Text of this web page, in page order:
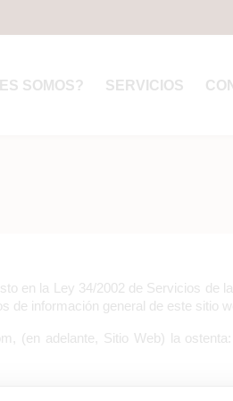
SOMOS? SERVICIOS
en la Ley 34/2002 de Servicios de
de información general de este sitio
(en adelante, Sitio Web) la